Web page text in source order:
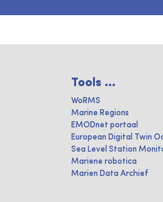
Tools ...
WoRMS
Marine Regions
EMODnet portaal
European Digital Twin
Sea Level Station
Mariene robotica
Marien Data Archief